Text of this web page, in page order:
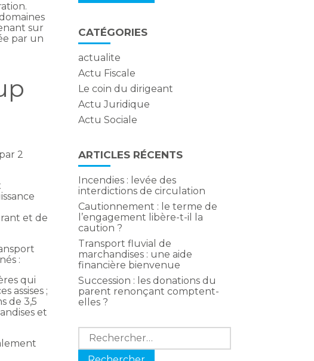
sur
par un
2
et de
:
qui
assises ;
de 3,5
et
CATÉGORIES
actualite
Actu Fiscale
Le coin du dirigeant
Actu Juridique
Actu Sociale
ARTICLES RÉCENTS
Incendies : levée des
interdictions de circulation
Cautionnement : le terme de
l’engagement libère-t-il la
caution ?
Transport fluvial de
marchandises : une aide
financière bienvenue
Succession : les donations du
parent renonçant comptent-
elles ?
Rechercher :